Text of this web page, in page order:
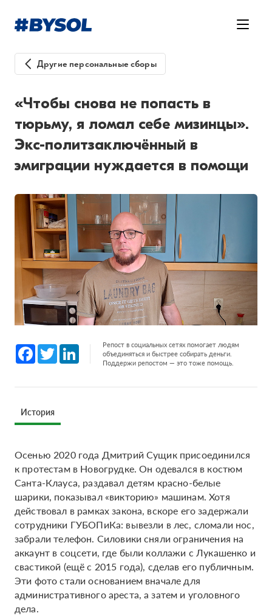
Другие персональные сборы
«Чтобы снова не попасть в
тюрьму, я ломал себе мизинцы».
Экс-политзаключённый в
эмиграции нуждается в помощи
Facebook
Twitter LinkedInРепост в социальных сетях помогает людям
объединяться и быстрее собирать деньги.
Поддержи репостом — это тоже помощь.
История
Осенью 2020 года Дмитрий Сущик присоединился
к протестам в Новогрудке. Он одевался в костюм
Санта-Клауса, раздавал детям красно-белые
шарики, показывал «викторию» машинам. Хотя
действовал в рамках закона, вскоре его задержали
сотрудники ГУБОПиКа: вывезли в лес, сломали нос,
забрали телефон. Силовики сняли ограничения на
аккаунт в соцсети, где были коллажи с Лукашенко и
свастикой (ещё с 2015 года), сделав его публичным.
Эти фото стали основанием вначале для
административного ареста, а затем и уголовного
дела.